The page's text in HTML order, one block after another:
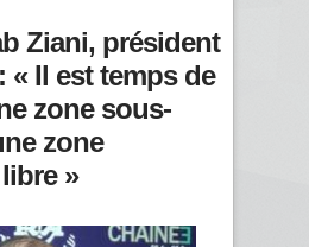
Ziani, président
« Il est temps de
zone sous-
zone
»